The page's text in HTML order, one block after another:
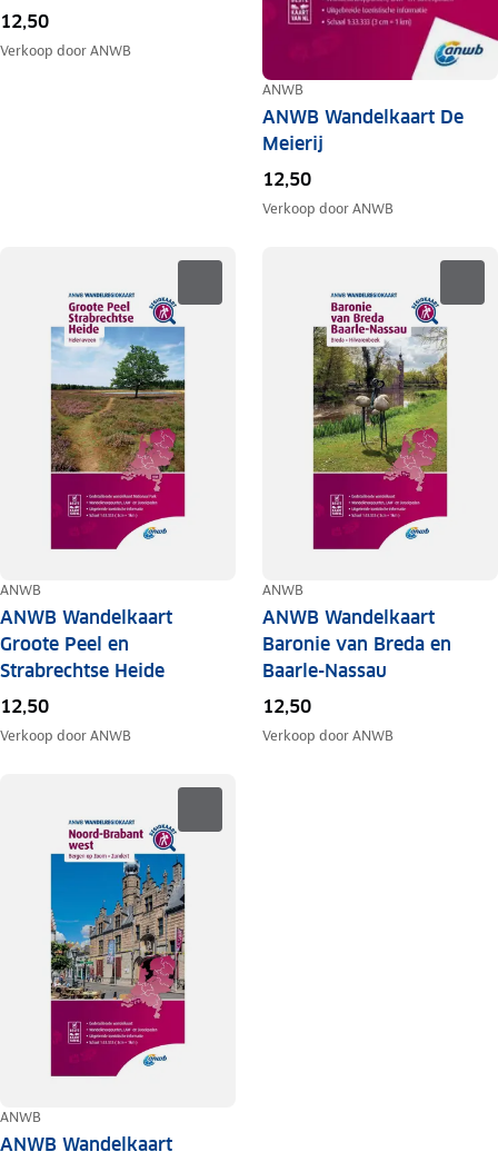
12,50
Verkoop doorANWB
ANWB
ANWB Wandelkaart De
Meierij
12,50
Verkoop doorANWB
ANWB
ANWB Wandelkaart
Groote Peel en
Strabrechtse Heide
12,50
Verkoop doorANWB
ANWB
ANWB Wandelkaart
Baronie van Breda en
Baarle-Nassau
12,50
Verkoop doorANWB
ANWB
ANWB Wandelkaart